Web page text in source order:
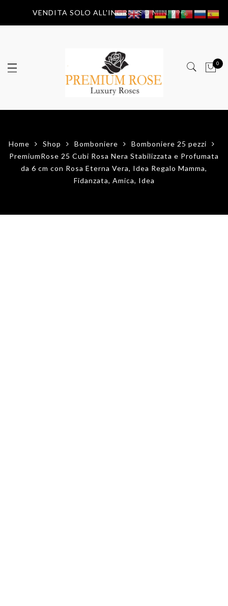
VENDITA SOLO ALL'INGROSSO MIN. 99€
0
Home Shop Bomboniere
Bomboniere 25 pezzi
PremiumRose 25 Cubi Rosa Nera Stabilizzata e Profumata
da 6 cm con Rosa Eterna Vera, Idea Regalo Mamma,
Fidanzata, Amica, Idea